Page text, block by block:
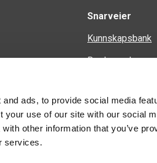
ads, to provide social media
your use of our site with our social
other information that you’ve
services.
Snarveier
Kunnskapsbank
Regler og krav
Kontakt